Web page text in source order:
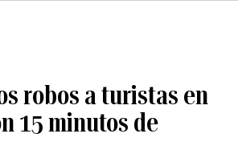
robos a turistas en
15 minutos de